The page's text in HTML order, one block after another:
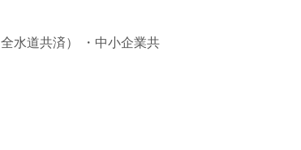
水道共済） ・中小企業共